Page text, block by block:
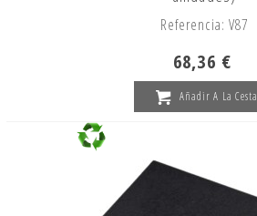
Referencia: V87
68,36 €
Añadir A La Cesta